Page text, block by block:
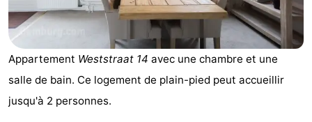
la
nuit
Appartements
-
Appartement Weststraat 14 avec une chambre et une
salle de bain. Ce logement de plain-pied peut accueillir
jusqu'à 2 personnes.